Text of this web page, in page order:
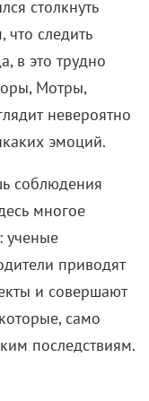
и графика
лет
высказывание
раз за разом
Что-то
и в«Мире юрского
монстр-
не бесполезно,
(!)